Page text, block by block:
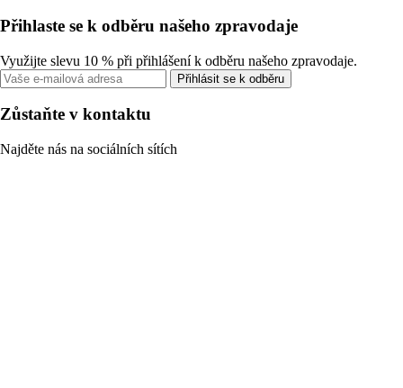
Přihlaste se k odběru našeho zpravodaje
Využijte slevu 10 % při přihlášení k odběru našeho zpravodaje.
Přihlásit se k odběru
Zůstaňte v kontaktu
Najděte nás na sociálních sítích